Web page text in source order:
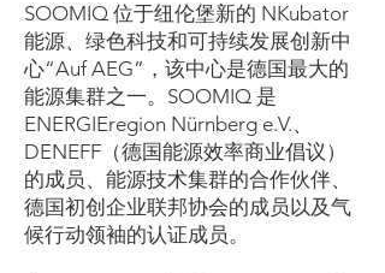
SOOMIQ 位于纽伦堡新的 NKubator
能源、绿色科技和可持续发展创新中
心“Auf AEG”，该中心是德国最大的
能源集群之一。SOOMIQ 是
ENERGIEregion Nürnberg e.V.、
DENEFF（德国能源效率商业倡议）
的成员、能源技术集群的合作伙伴、
德国初创企业联邦协会的成员以及气
候行动领袖的认证成员。